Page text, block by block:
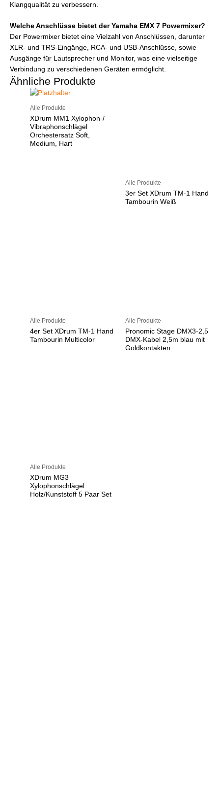
Klangqualität zu verbessern.
Welche Anschlüsse bietet der Yamaha EMX 7 Powermixer?
Der Powermixer bietet eine Vielzahl von Anschlüssen, darunter
XLR- und TRS-Eingänge, RCA- und USB-Anschlüsse, sowie
Ausgänge für Lautsprecher und Monitor, was eine vielseitige
Verbindung zu verschiedenen Geräten ermöglicht.
Ähnliche Produkte
Alle Produkte
XDrum MM1 Xylophon-/
Vibraphonschlägel
Orchestersatz Soft,
Medium, Hart
Alle Produkte
3er Set XDrum TM-1 Hand
Tambourin Weiß
Alle Produkte
4er Set XDrum TM-1 Hand
Tambourin Multicolor
Alle Produkte
Pronomic Stage DMX3-2,5
DMX-Kabel 2,5m blau mit
Goldkontakten
Alle Produkte
XDrum MG3
Xylophonschlägel
Holz/Kunststoff 5 Paar Set